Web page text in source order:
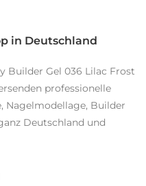
in Deutschland
Builder Gel 036 Lilac Frost
professionelle
Nagelmodellage, Builder
Deutschland und